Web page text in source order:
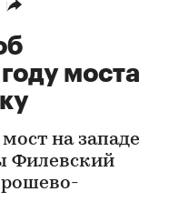
моста
на западе
Филевский